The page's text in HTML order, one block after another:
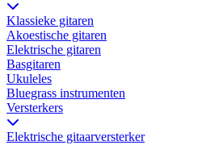
Klassieke gitaren
Akoestische gitaren
Elektrische gitaren
Basgitaren
Ukuleles
Bluegrass instrumenten
Versterkers
Elektrische gitaarversterker